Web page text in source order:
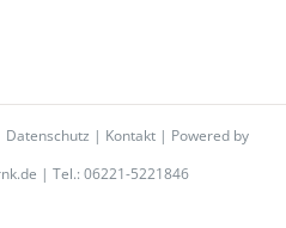
Datenschutz | Kontakt | Powered by
| Tel.: 06221-5221846